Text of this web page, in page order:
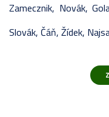
Zamecznik, Novák,
Slovák, Čáň, Žídek,